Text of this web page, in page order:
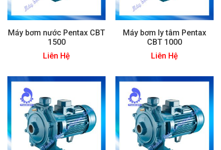
Máy bơm nước Pentax CBT
1500
Liên Hệ
Máy bơm ly tâm Pentax
CBT 1000
Liên Hệ